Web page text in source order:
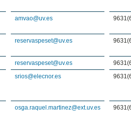
amvao@uv.es
reservaspeset@uv.es
reservaspeset@uv.es
srios@elecnor.es
osga.raquel.martinez@ext.uv.es